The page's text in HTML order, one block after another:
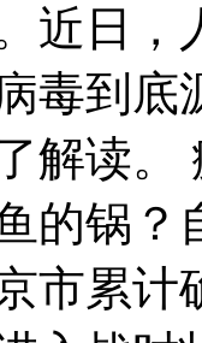
近日
到底
解读。
的锅？
市累计